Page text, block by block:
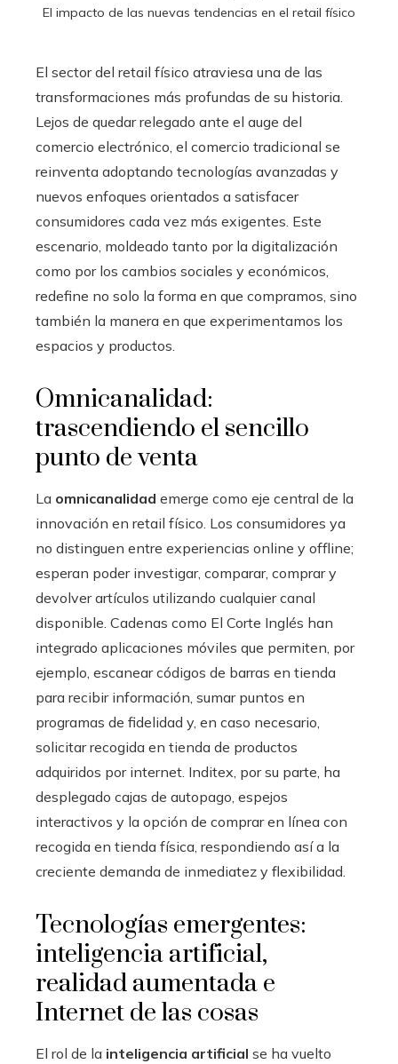
El impacto de las nuevas tendencias en el retail físico
El sector del retail físico atraviesa una de las
transformaciones más profundas de su historia.
Lejos de quedar relegado ante el auge del
comercio electrónico, el comercio tradicional se
reinventa adoptando tecnologías avanzadas y
nuevos enfoques orientados a satisfacer
consumidores cada vez más exigentes. Este
escenario, moldeado tanto por la digitalización
como por los cambios sociales y económicos,
redefine no solo la forma en que compramos, sino
también la manera en que experimentamos los
espacios y productos.
Omnicanalidad:
trascendiendo el sencillo
punto de venta
La omnicanalidad emerge como eje central de la
innovación en retail físico. Los consumidores ya
no distinguen entre experiencias online y offline;
esperan poder investigar, comparar, comprar y
devolver artículos utilizando cualquier canal
disponible. Cadenas como El Corte Inglés han
integrado aplicaciones móviles que permiten, por
ejemplo, escanear códigos de barras en tienda
para recibir información, sumar puntos en
programas de fidelidad y, en caso necesario,
solicitar recogida en tienda de productos
adquiridos por internet. Inditex, por su parte, ha
desplegado cajas de autopago, espejos
interactivos y la opción de comprar en línea con
recogida en tienda física, respondiendo así a la
creciente demanda de inmediatez y flexibilidad.
Tecnologías emergentes:
inteligencia artificial,
realidad aumentada e
Internet de las cosas
El rol de la inteligencia artificial se ha vuelto